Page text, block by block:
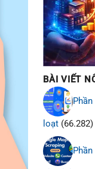
BÀI VIẾT
loạt (66.282)